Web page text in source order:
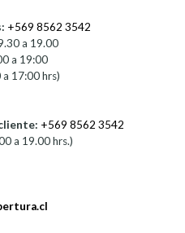
+569 8562 3542
a 19.00
a 19:00
17:00 hrs)
+569 8562 3542
a 19.00 hrs.)